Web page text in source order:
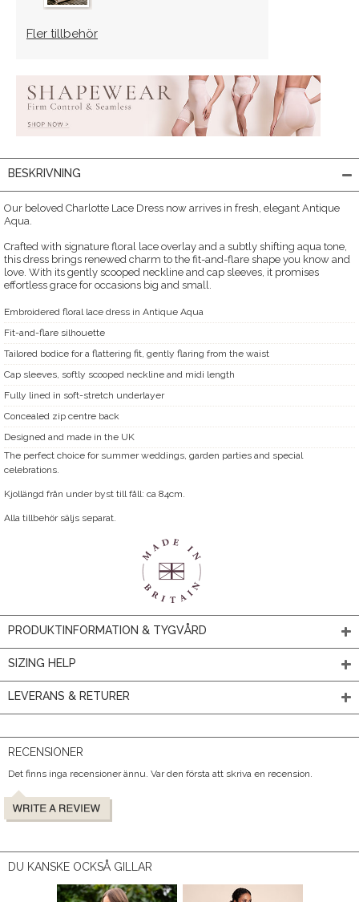
Fler tillbehör
BESKRIVNING
Our beloved Charlotte Lace Dress now arrives in fresh, elegant Antique
Aqua.
Crafted with signature floral lace overlay and a subtly shifting aqua tone,
this dress brings renewed charm to the fit-and-flare shape you know and
love. With its gently scooped neckline and cap sleeves, it promises
effortless grace for occasions big and small.
Embroidered floral lace dress in Antique Aqua
Fit-and-flare silhouette
Tailored bodice for a flattering fit, gently flaring from the waist
Cap sleeves, softly scooped neckline and midi length
Fully lined in soft-stretch underlayer
Concealed zip centre back
Designed and made in the UK
The perfect choice for summer weddings, garden parties and special
celebrations.
Kjollängd från under byst till fåll: ca 84cm.
Alla tillbehör säljs separat.
PRODUKTINFORMATION & TYGVÅRD
SIZING HELP
LEVERANS & RETURER
RECENSIONER
Det finns inga recensioner ännu. Var den första att skriva en recension.
DU KANSKE OCKSÅ GILLAR